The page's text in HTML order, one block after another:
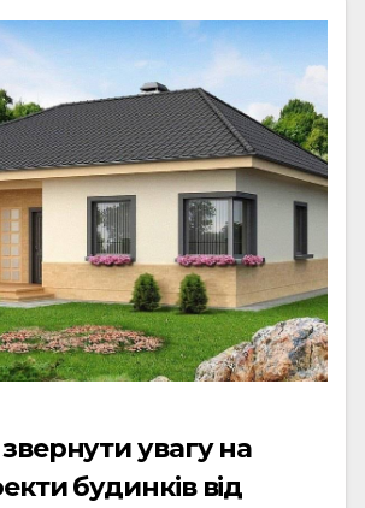
увагу на
будинків від